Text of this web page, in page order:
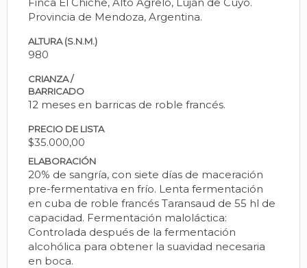
Provincia de Mendoza, Argentina.
ALTURA (S.N.M.)
980
CRIANZA /
BARRICADO
12 meses en barricas de roble francés.
PRECIO DE LISTA
$35.000,00
ELABORACIÓN
20% de sangría, con siete días de maceración
pre-fermentativa en frío. Lenta fermentación
en cuba de roble francés Taransaud de 55 hl de
capacidad. Fermentación maloláctica:
Controlada después de la fermentación
alcohólica para obtener la suavidad necesaria
en boca.